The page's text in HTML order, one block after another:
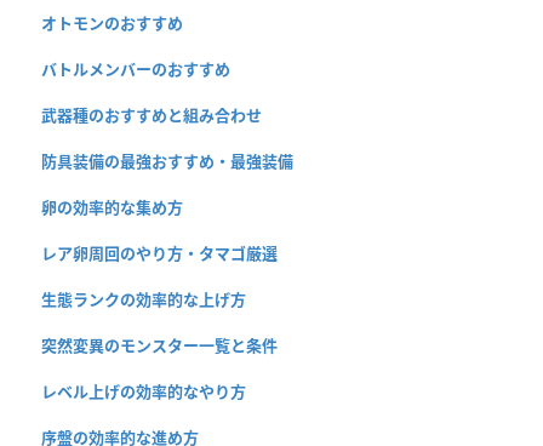
オトモンのおすすめ
バトルメンバーのおすすめ
武器種のおすすめと組み合わせ
防具装備の最強おすすめ・最強装備
卵の効率的な集め方
レア卵周回のやり方・タマゴ厳選
生態ランクの効率的な上げ方
突然変異のモンスター一覧と条件
レベル上げの効率的なやり方
序盤の効率的な進め方